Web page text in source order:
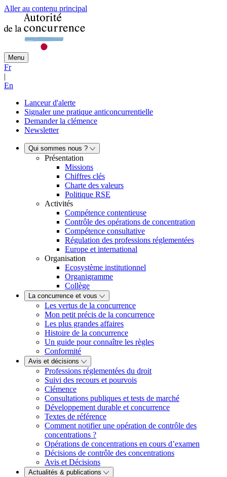
Aller au contenu principal
Menu
Fr
|
En
Lanceur d'alerte
Signaler une pratique anticoncurrentielle
Demander la clémence
Newsletter
Qui sommes nous ?
Présentation
Missions
Chiffres clés
Charte des valeurs
Politique RSE
Activités
Compétence contentieuse
Contrôle des opérations de concentration
Compétence consultative
Régulation des professions réglementées
Europe et international
Organisation
Ecosystème institutionnel
Organigramme
Collège
La concurrence et vous
Les vertus de la concurrence
Mon petit précis de la concurrence
Les plus grandes affaires
Histoire de la concurrence
Un guide pour connaître les règles
Conformité
Avis et décisions
Professions réglementées du droit
Suivi des recours et pourvois
Clémence
Consultations publiques et tests de marché
Développement durable et concurrence
Textes de référence
Comment notifier une opération de contrôle des
concentrations ?
Opérations de concentrations en cours d’examen
Décisions de contrôle des concentrations
Avis et Décisions
Actualités & publications